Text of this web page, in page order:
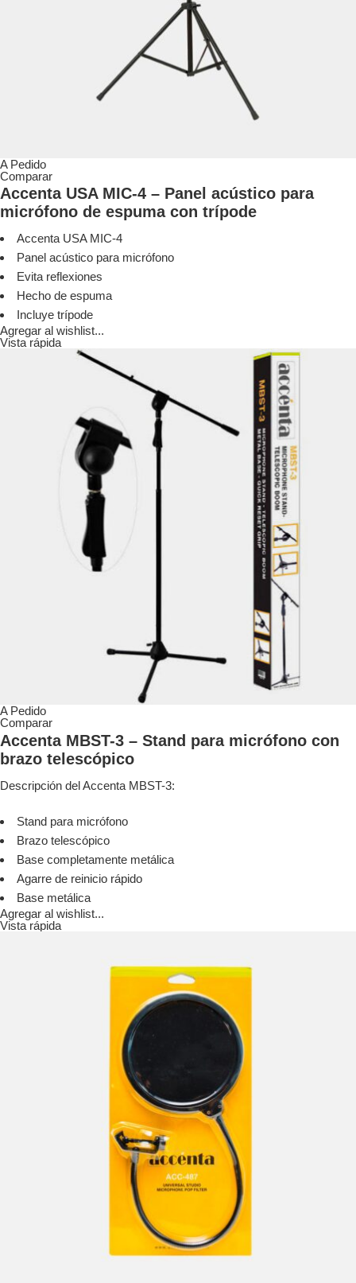
A Pedido
Comparar
Accenta USA MIC-4 – Panel acústico para
micrófono de espuma con trípode
Accenta USA MIC-4
Panel acústico para micrófono
Evita reflexiones
Hecho de espuma
Incluye trípode
Agregar al wishlist...
Vista rápida
A Pedido
Comparar
Accenta MBST-3 – Stand para micrófono con
brazo telescópico
Descripción del Accenta MBST-3:
Stand para micrófono
Brazo telescópico
Base completamente metálica
Agarre de reinicio rápido
Base metálica
Agregar al wishlist...
Vista rápida